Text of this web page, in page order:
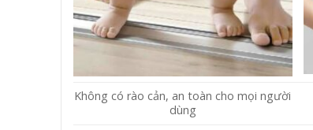
Không có rào cản, an toàn cho mọi người
dùng